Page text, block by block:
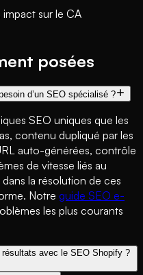
sur le CA
posées
d’un SEO spécialisé ?
SEO uniques que les
contenu dupliqué par les
auto-générées, contrôle
de vitesse liés au
la résolution de ces
Notre guide SEO e-
les plus courants
avec le SEO Shopify ?